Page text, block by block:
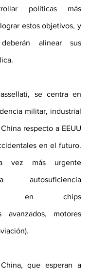
políticas más
estos objetivos, y
alinear sus
se centra en
militar, industrial
respecto a EEUU
en el futuro.
vez más urgente
autosuficiencia
en chips
avanzados, motores
que esperan a